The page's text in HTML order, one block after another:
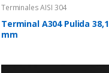
Terminales AISI 304
Terminal A304 Pulida 38,1
mm